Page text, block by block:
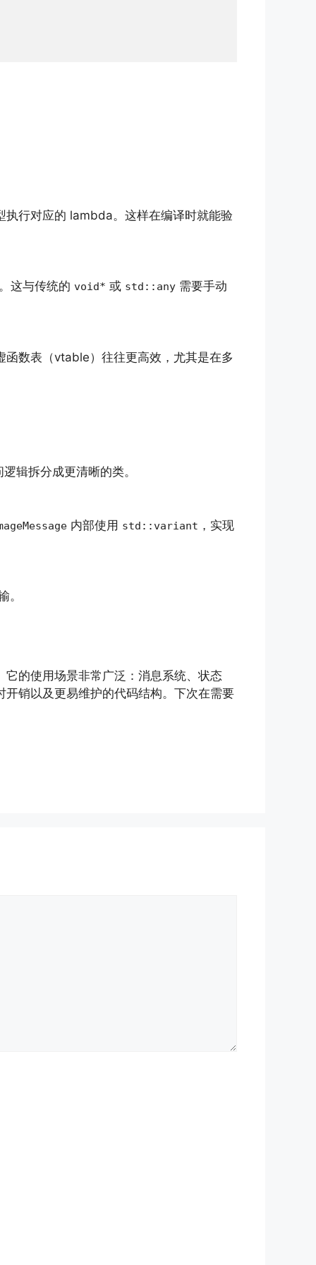
行对应的 lambda。这样在编译时就能验
这与传统的 void* 或 std::any 需要手动
函数表（vtable）往往更高效，尤其是在多
逻辑拆分成更清晰的类。
内部使用 std::variant ，实现
。
的使用场景非常广泛：消息系统、状态
开销以及更易维护的代码结构。下次在需要